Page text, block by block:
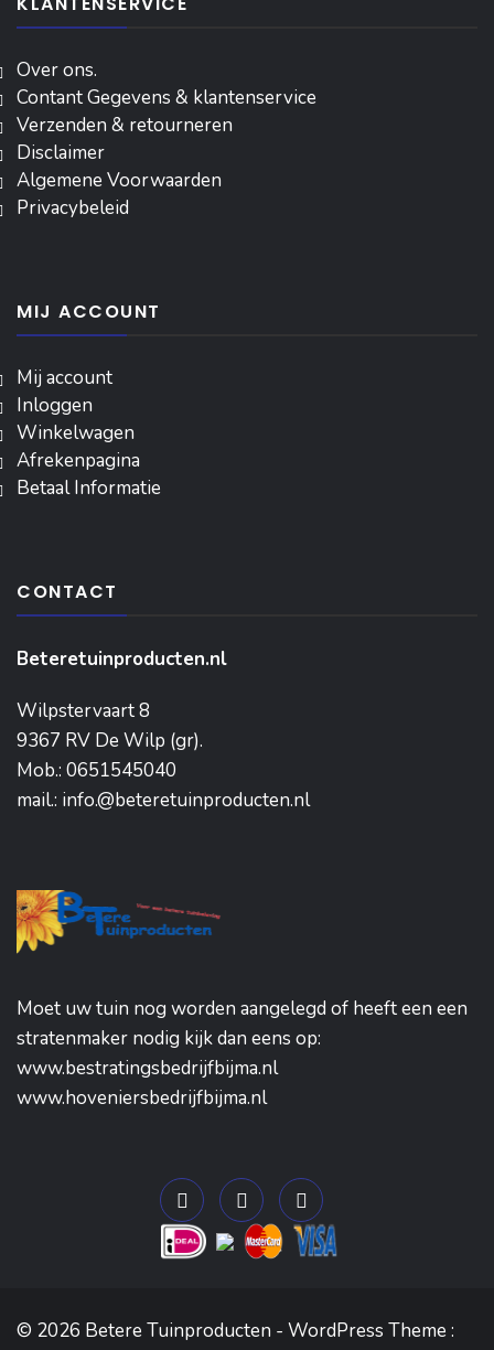
Over ons.
Contant Gegevens & klantenservice
Verzenden & retourneren
Disclaimer
Algemene Voorwaarden
Privacybeleid
MIJ ACCOUNT
Mij account
Inloggen
‎Winkelwagen
Afrekenpagina
Betaal Informatie
CONTACT
Beteretuinproducten.nl
Wilpstervaart 8
9367 RV De Wilp (gr).
Mob.: 0651545040
mail.: info.@beteretuinproducten.nl
Moet uw tuin nog worden aangelegd of heeft een een
stratenmaker nodig kijk dan eens op:
www.bestratingsbedrijfbijma.nl
www.hoveniersbedrijfbijma.nl
© 2026 Betere Tuinproducten - WordPress Theme :